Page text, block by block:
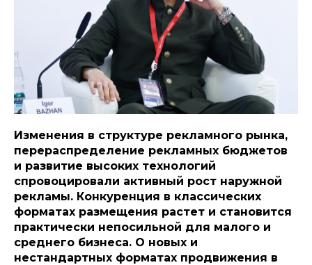
Изменения в структуре рекламного рынка,
перераспределение рекламных бюджетов
и развитие высоких технологий
спровоцировали активный рост наружной
рекламы. Конкуренция в классических
форматах размещения растет и становится
практически непосильной для малого и
среднего бизнеса. О новых и
нестандартных форматах продвижения в